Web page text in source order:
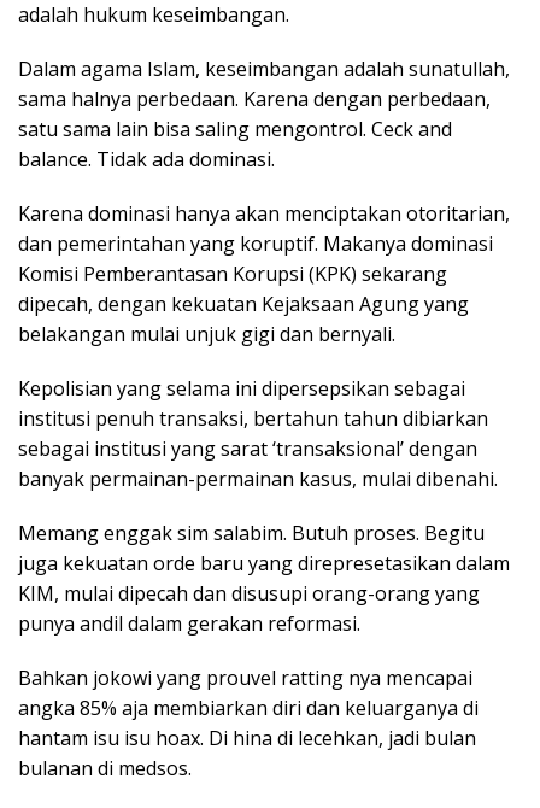
adalah hukum keseimbangan.
Dalam agama Islam, keseimbangan adalah sunatullah,
sama halnya perbedaan. Karena dengan perbedaan,
satu sama lain bisa saling mengontrol. Ceck and
balance. Tidak ada dominasi.
Karena dominasi hanya akan menciptakan otoritarian,
dan pemerintahan yang koruptif. Makanya dominasi
Komisi Pemberantasan Korupsi (KPK) sekarang
dipecah, dengan kekuatan Kejaksaan Agung yang
belakangan mulai unjuk gigi dan bernyali.
Kepolisian yang selama ini dipersepsikan sebagai
institusi penuh transaksi, bertahun tahun dibiarkan
sebagai institusi yang sarat ‘transaksional’ dengan
banyak permainan-permainan kasus, mulai dibenahi.
Memang enggak sim salabim. Butuh proses. Begitu
juga kekuatan orde baru yang direpresetasikan dalam
KIM, mulai dipecah dan disusupi orang-orang yang
punya andil dalam gerakan reformasi.
Bahkan jokowi yang prouvel ratting nya mencapai
angka 85% aja membiarkan diri dan keluarganya di
hantam isu isu hoax. Di hina di lecehkan, jadi bulan
bulanan di medsos.